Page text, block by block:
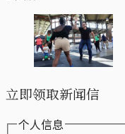
立即领取新闻信
个人信息